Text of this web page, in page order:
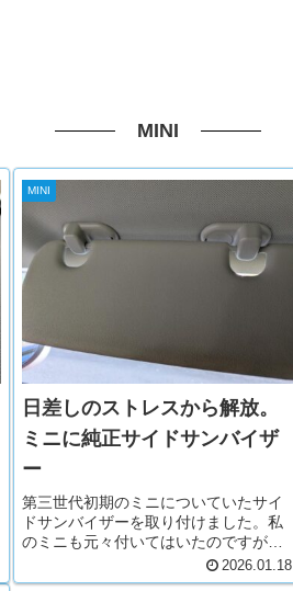
MINI
MINI
日差しのストレスから解放。
ミニに純正サイドサンバイザ
ー
第三世代初期のミニについていたサイ
ドサンバイザーを取り付けました。私
のミニも元々付いてはいたのですが、
広くはないミニの車内で運転席をスラ
イドさせたりする際に力を加えすぎで
2026.01.18